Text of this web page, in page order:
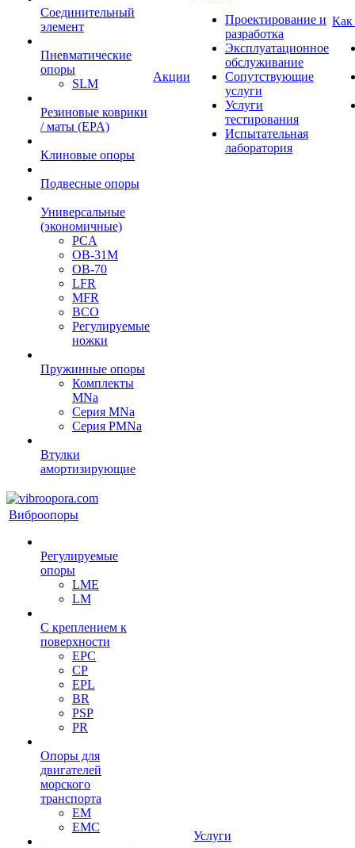
Cоединительный
элемент
Пневматические
опоры
SLM
Резиновые коврики
/ маты (EPA)
Клиновые опоры
Подвесные опоры
Универсальные
(экономичные)
PCA
ОВ-31М
OB-70
LFR
MFR
ВСО
Регулируемые
ножки
Пружинные опоры
Комплекты
MNa
Серия MNa
Серия PMNa
Втулки
амортизирующие
Акции
Проектирование и
разработка
Эксплуатационное
обслуживание
Сопутствующие
услуги
Услуги
тестирования
Испытательная
лаборатория
Как
Виброопоры
Регулируемые
опоры
LME
LM
С креплением к
поверхности
EPC
CP
EPL
BR
PSP
PR
Опоры для
двигателей
морского
транспорта
EM
EMC
Услуги